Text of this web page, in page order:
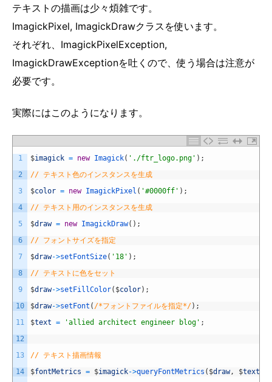
テキストの描画は少々煩雑です。
ImagickPixel, ImagickDrawクラスを使います。
それぞれ、ImagickPixelException,
ImagickDrawExceptionを吐くので、使う場合は注意が
必要です。
実際にはこのようになります。
1
2
3
4
5
6
7
8
9
10
11
12
13
14
$imagick = new Imagick( './ftr_logo.png' ) ;
// テキスト色のインスタンスを生成
$color = new ImagickPixel ( '#0000ff' ) ;
// テキスト用のインスタンスを生成
$draw = new ImagickDraw( ) ;
// フォントサイズを指定
$draw->setFontSize( '18' ) ;
// テキストに色をセット
$draw->setFillColor( $color) ;
$draw->setFont ( /*フォントファイルを指定*/) ;
$text = 'allied architect engineer blog' ;
// テキスト描画情報
$fontMetrics = $imagick->queryFontMetrics ( $draw, $text